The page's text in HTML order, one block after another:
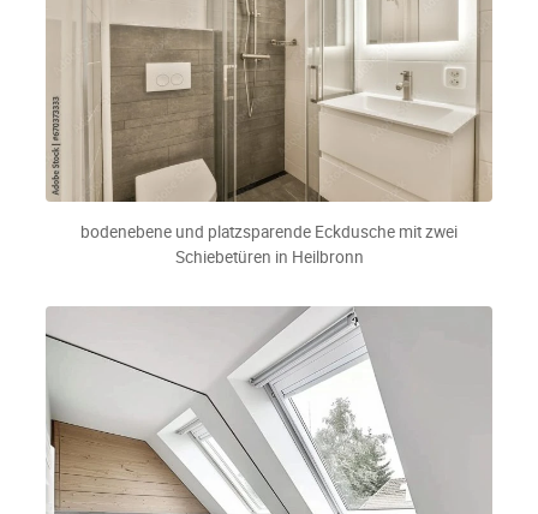
bodenebene und platzsparende Eckdusche mit zwei
Schiebetüren in Heilbronn